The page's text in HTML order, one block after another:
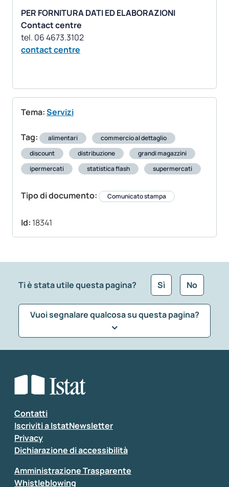
PER FORNITURA DATI ED ELABORAZIONI
Contact centre
contact centre
Tema:Servizi
Tag: alimentari
commercio al dettaglio
discount
distribuzione
grandi magazzini
ipermercati
statistica flash supermercati
Tipo di documento: Comunicato stampa
Id: 18341
Ti è stata utile questa pagina? Sì No
Vuoi segnalare qualcosa su questa pagina?
Seleziona la tipologia della segnalazione
Inserisci il tuo commento
Contatti
Iscriviti a IstatNewsletter
Privacy
Dichiarazione di accessibilità
Amministrazione Trasparente
Whistleblowing